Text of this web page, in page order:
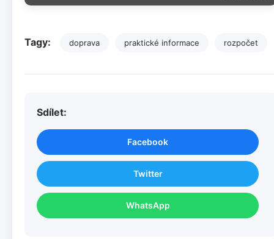
Tagy: doprava praktické informace rozpočet
Sdílet:
Facebook
Twitter
WhatsApp